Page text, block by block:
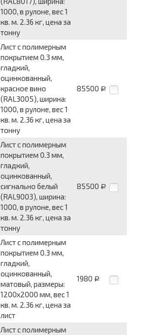
1000, в рулоне, вес 1
кв. м. 2.36 кг, цена за
тонну
Лист с полимерным
покрытием 0.3 мм,
гладкий,
оцинкованный,
красное вино
(RAL3005), ширина:
1000, в рулоне, вес 1
кв. м. 2.36 кг, цена за
тонну
85500 Р
Лист с полимерным
покрытием 0.3 мм,
гладкий,
оцинкованный,
сигнально белый
(RAL9003), ширина:
1000, в рулоне, вес 1
кв. м. 2.36 кг, цена за
тонну
85500 Р
Лист с полимерным
покрытием 0.3 мм,
гладкий,
оцинкованный,
матовый, размеры:
1200x2000 мм, вес 1
кв. м. 2.36 кг, цена за
лист
1980 Р
Лист с полимерным